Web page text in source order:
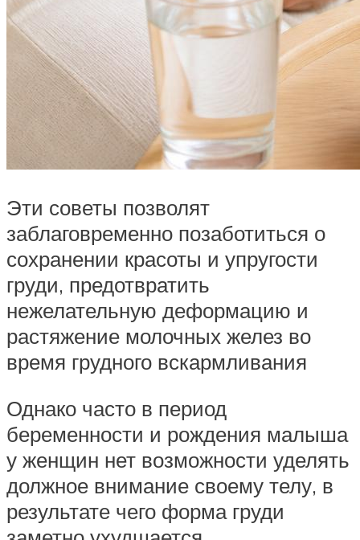
Эти советы позволят
заблаговременно позаботиться о
сохранении красоты и упругости
груди, предотвратить
нежелательную деформацию и
растяжение молочных желез во
время грудного вскармливания
Однако часто в период
беременности и рождения малыша
у женщин нет возможности уделять
должное внимание своему телу, в
результате чего форма груди